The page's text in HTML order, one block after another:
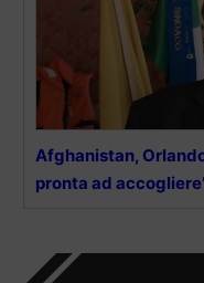
Afghanistan,
pronta ad